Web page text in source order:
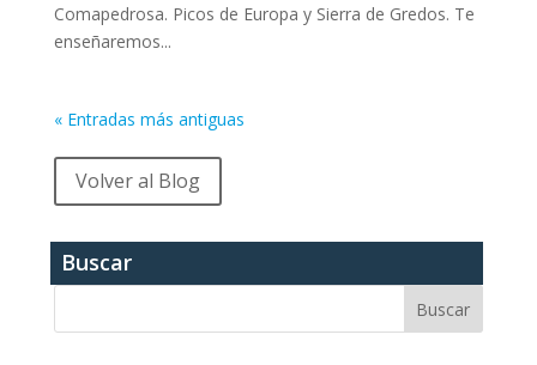
Comapedrosa. Picos de Europa y Sierra de Gredos. Te
enseñaremos...
« Entradas más antiguas
Volver al Blog
Buscar